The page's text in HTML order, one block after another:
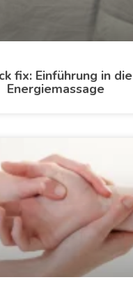
fix: Einführung in die
Energiemassage